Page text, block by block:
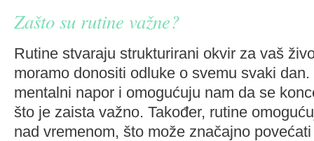
Zašto su rutine važne?
Rutine stvaraju strukturirani okvir za vaš
moramo donositi odluke o svemu svaki
mentalni napor i omogućuju nam da se
što je zaista važno. Također, rutine
nad vremenom, što može značajno